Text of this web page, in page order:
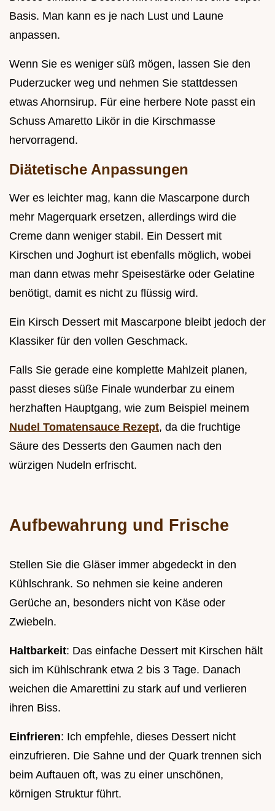
Basis. Man kann es je nach Lust und Laune
anpassen.
Wenn Sie es weniger süß mögen, lassen Sie den
Puderzucker weg und nehmen Sie stattdessen
etwas Ahornsirup. Für eine herbere Note passt ein
Schuss Amaretto Likör in die Kirschmasse
hervorragend.
Diätetische Anpassungen
Wer es leichter mag, kann die Mascarpone durch
mehr Magerquark ersetzen, allerdings wird die
Creme dann weniger stabil. Ein Dessert mit
Kirschen und Joghurt ist ebenfalls möglich, wobei
man dann etwas mehr Speisestärke oder Gelatine
benötigt, damit es nicht zu flüssig wird.
Ein Kirsch Dessert mit Mascarpone bleibt jedoch der
Klassiker für den vollen Geschmack.
Falls Sie gerade eine komplette Mahlzeit planen,
passt dieses süße Finale wunderbar zu einem
herzhaften Hauptgang, wie zum Beispiel meinem
Nudel Tomatensauce Rezept, da die fruchtige
Säure des Desserts den Gaumen nach den
würzigen Nudeln erfrischt.
Aufbewahrung und Frische
Stellen Sie die Gläser immer abgedeckt in den
Kühlschrank. So nehmen sie keine anderen
Gerüche an, besonders nicht von Käse oder
Zwiebeln.
Haltbarkeit: Das einfache Dessert mit Kirschen hält
sich im Kühlschrank etwa 2 bis 3 Tage. Danach
weichen die Amarettini zu stark auf und verlieren
ihren Biss.
Einfrieren: Ich empfehle, dieses Dessert nicht
einzufrieren. Die Sahne und der Quark trennen sich
beim Auftauen oft, was zu einer unschönen,
körnigen Struktur führt.